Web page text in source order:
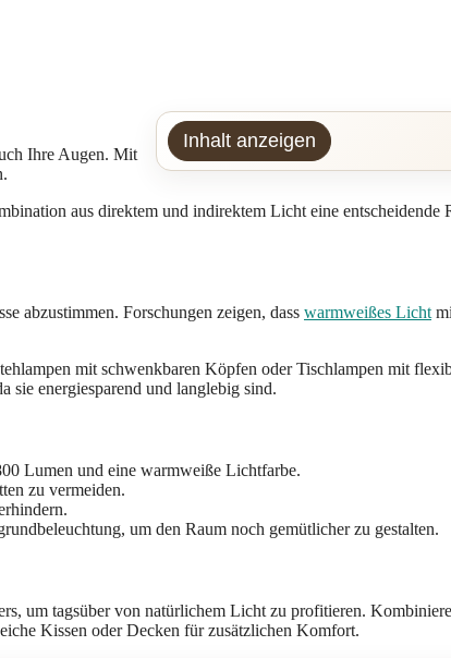
Inhalt anzeigen
Ihre Augen. Mit
aus direktem und indirektem Licht eine entscheidende
abzustimmen. Forschungen zeigen, dass warmweißes Licht
mit schwenkbaren Köpfen oder Tischlampen mit
energiesparend und langlebig sind.
Lumen und eine warmweiße Lichtfarbe.
zu vermeiden.
um den Raum noch gemütlicher zu gestalten.
um tagsüber von natürlichem Licht zu profitieren.
Kissen oder Decken für zusätzlichen Komfort.